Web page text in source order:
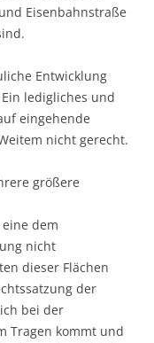
Eisenbahnstraße
Entwicklung
ledigliches und
eingehende
nicht gerecht.
größere
dem
nicht
dieser Flächen
der
bei der
Tragen kommt und